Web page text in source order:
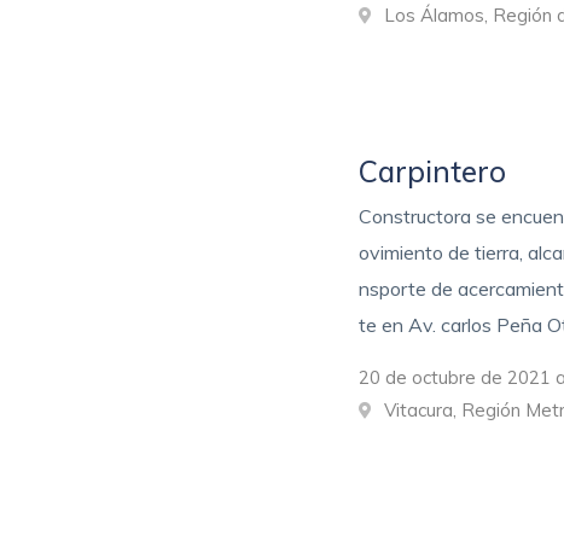
Los Álamos, Región
Carpintero
Constructora se
ovimiento de tierra,
nsporte de
te en Av. carlos Peña
20 de octubre de 2021
Vitacura, Región